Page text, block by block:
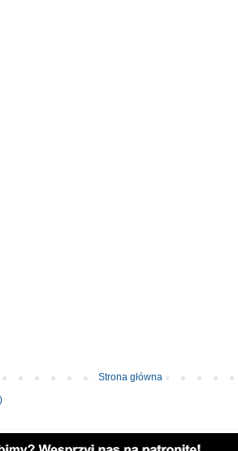
Strona główna